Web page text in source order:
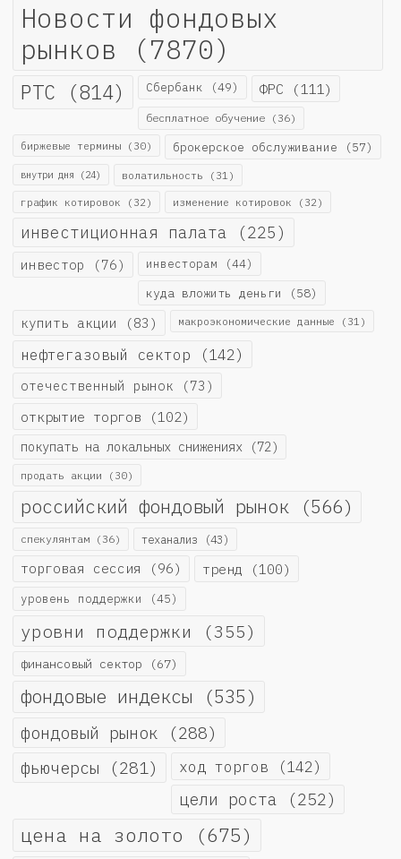
Новости фондовых
рынков (7870)
РТС (814) Сбербанк (49) ФРС (111)
бесплатное обучение (36)
биржевые термины (30) брокерское обслуживание (57)
внутри дня (24) волатильность (31)
график котировок (32) изменение котировок (32)
инвестиционная палата (225)
инвестор (76) инвесторам (44)
куда вложить деньги (58)
купить акции (83) макроэкономические данные (31)
нефтегазовый сектор (142)
отечественный рынок (73)
открытие торгов (102)
покупать на локальных снижениях (72)
продать акции (30)
российский фондовый рынок (566)
спекулянтам (36) теханализ (43)
торговая сессия (96) тренд (100)
уровень поддержки (45)
уровни поддержки (355)
финансовый сектор (67)
фондовые индексы (535)
фондовый рынок (288)
фьючерсы (281) ход торгов (142)
цели роста (252)
цена на золото (675)